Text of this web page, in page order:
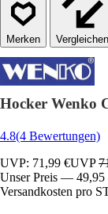
Vergleichen
Hocker Wenko
4.8(4 Bewertungen)
UVP: 71,99 €UVP
Unser Preis —
Versandkosten pro